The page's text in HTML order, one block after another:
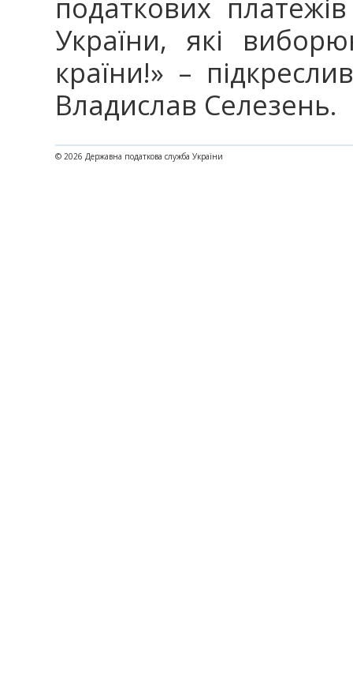
податкових
України, які
країни!» –
Владислав Селезень.
© 2026 Державна податкова служба України